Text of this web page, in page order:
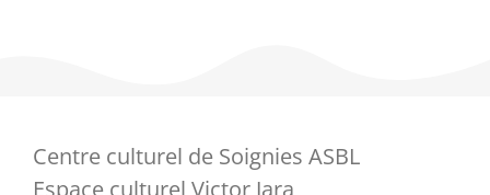
Centre culturel de Soignies ASBL